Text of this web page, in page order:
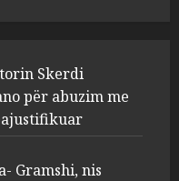
nis
për Koço
(VIDEO)
Skerdi
për abuzim me
Gramshi, nis